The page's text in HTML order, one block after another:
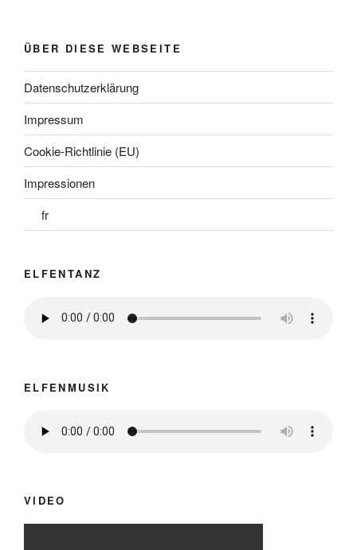
ÜBER DIESE WEBSEITE
Datenschutzerklärung
Impressum
Cookie-Richtlinie (EU)
Impressionen
fr
ELFENTANZ
ELFENMUSIK
VIDEO